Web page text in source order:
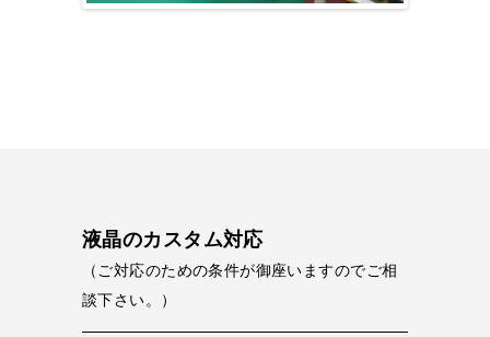
液晶のカスタム対応
（ご対応のための条件が御座いますのでご相
談下さい。）